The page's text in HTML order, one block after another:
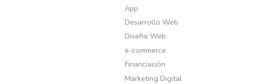
App
Desarrollo Web
Diseño Web
e-commerce
Financiación
Marketing Digital